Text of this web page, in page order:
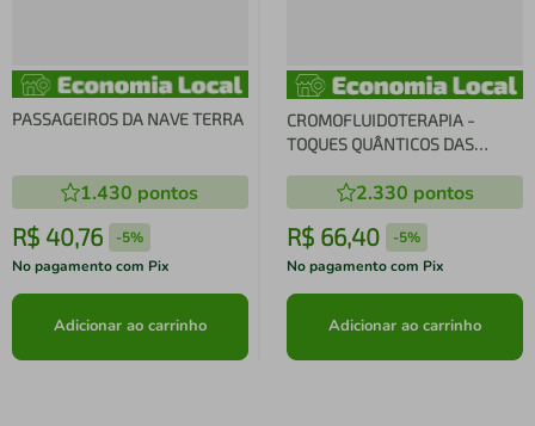
PASSAGEIROS DA NAVE TERRA
1.430 pontos
R$ 40,76 -5%
No pagamento com Pix
Adicionar ao carrinho
CROMOFLUIDOTERAPIA -
TOQUES QUÂNTICOS DAS
2.330 pontos
R$ 66,40 -5%
No pagamento com Pix
Adicionar ao carrinho